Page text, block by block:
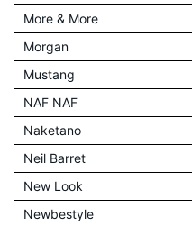
More & More
Morgan
Mustang
NAF NAF
Naketano
Neil Barret
New Look
Newbestyle